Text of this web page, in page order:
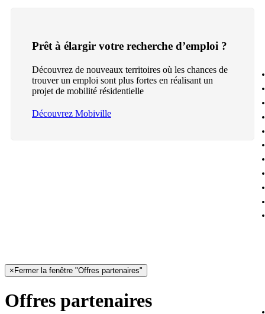
Prêt à élargir votre recherche d’emploi ?
Découvrez de nouveaux territoires où les chances de
trouver un emploi sont plus fortes en réalisant un
projet de mobilité résidentielle
Découvrez Mobiville
× Fermer la fenêtre "Offres partenaires"
Offres partenaires